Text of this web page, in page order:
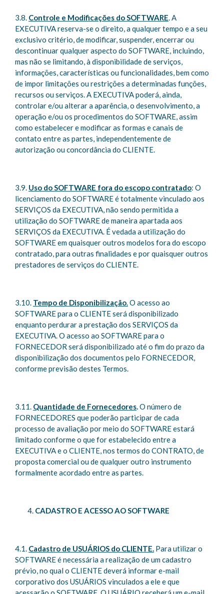
3.8. Controle e Modificações do SOFTWARE. A
EXECUTIVA reserva-se o direito, a qualquer tempo e a seu
exclusivo critério, de modificar, suspender, encerrar ou
descontinuar qualquer aspecto do SOFTWARE, incluindo,
mas não se limitando, à disponibilidade de serviços,
informações, características ou funcionalidades, bem como
de impor limitações ou restrições a determinadas funções,
recursos ou serviços. A EXECUTIVA poderá, ainda,
controlar e/ou alterar a aparência, o desenvolvimento, a
operação e/ou os procedimentos do SOFTWARE, assim
como estabelecer e modificar as formas e canais de
contato entre as partes, independentemente de
autorização ou concordância do CLIENTE.
3.9. Uso do SOFTWARE fora do escopo contratado: O
licenciamento do SOFTWARE é totalmente vinculado aos
SERVIÇOS da EXECUTIVA, não sendo permitida a
utilização do SOFTWARE de maneira apartada aos
SERVIÇOS da EXECUTIVA. É vedada a utilização do
SOFTWARE em quaisquer outros modelos fora do escopo
contratado, para outras finalidades e por quaisquer outros
prestadores de serviços do CLIENTE.
3.10. Tempo de Disponibilização.O acesso ao
SOFTWARE para o CLIENTE será disponibilizado
enquanto perdurar a prestação dos SERVIÇOS da
EXECUTIVA. O acesso ao SOFTWARE para o
FORNECEDOR será disponibilizado até o fim do prazo da
disponibilização dos documentos pelo FORNECEDOR,
conforme previsão destes Termos.
3.11. Quantidade de Fornecedores.O número de
FORNECEDORES que poderão participar de cada
processo de avaliação por meio do SOFTWARE estará
limitado conforme o que for estabelecido entre a
EXECUTIVA e o CLIENTE, nos termos do CONTRATO, de
proposta comercial ou de qualquer outro instrumento
formalmente acordado entre as partes.
CADASTRO E ACESSO AO SOFTWARE
4.1. Cadastro de USUÁRIOS do CLIENTE. Para utilizar o
SOFTWARE é necessária a realização de um cadastro
prévio, no qual o CLIENTE deverá informar e-mail
corporativo dos USUÁRIOS vinculados a ele e que